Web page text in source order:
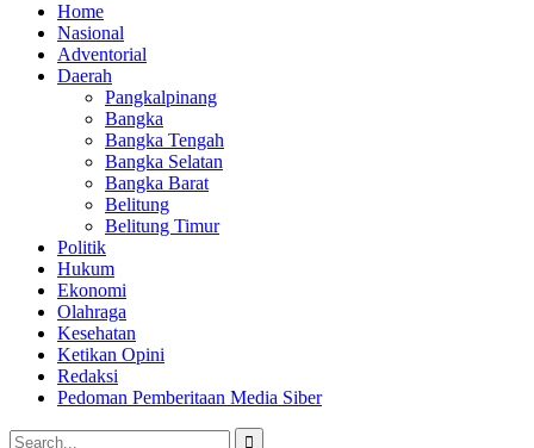
Home
Nasional
Adventorial
Daerah
Pangkalpinang
Bangka
Bangka Tengah
Bangka Selatan
Bangka Barat
Belitung
Belitung Timur
Politik
Hukum
Ekonomi
Olahraga
Kesehatan
Ketikan Opini
Redaksi
Pedoman Pemberitaan Media Siber